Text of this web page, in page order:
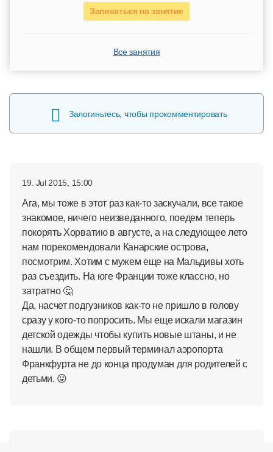
Записаться на занятие
Все занятия
Залогиньтесь, чтобы прокомментировать
19. Jul 2015, 15:00
Ага, мы тоже в этот раз как-то заскучали, все такое
знакомое, ничего неизведанного, поедем теперь
покорять Хорватию в августе, а на следующее лето
нам порекомендовали Канарские острова,
посмотрим. Хотим с мужем еще на Мальдивы хоть
раз съездить. На юге Франции тоже классно, но
затратно 🤔
Да, насчет подгузников как-то не пришло в голову
сразу у кого-то попросить. Мы еще искали магазин
детской одежды чтобы купить новые штаны, и не
нашли. В общем первый терминал аэропорта
Франкфурта не до конца продуман для родителей с
детьми. 😛